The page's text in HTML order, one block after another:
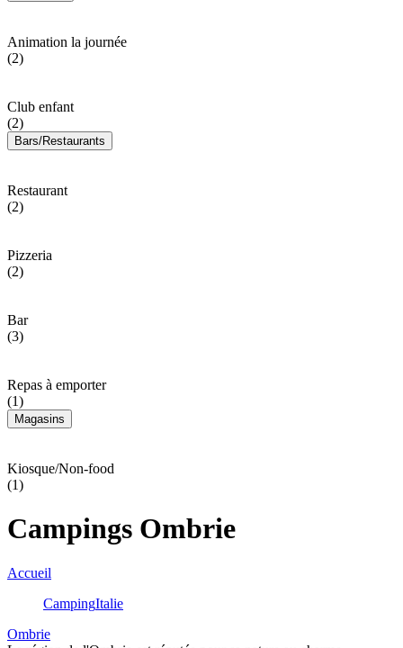
Animation la journée
(2)
Club enfant
(2)
Bars/Restaurants
Restaurant
(2)
Pizzeria
(2)
Bar
(3)
Repas à emporter
(1)
Magasins
Kiosque/Non-food
(1)
Campings Ombrie
Accueil
CampingItalie
Ombrie